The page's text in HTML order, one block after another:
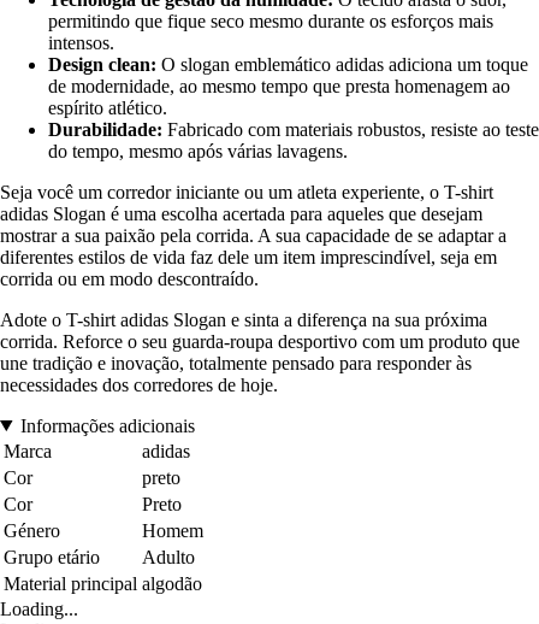
permitindo que fique seco mesmo durante os esforços mais
intensos.
Design clean: O slogan emblemático adidas adiciona um toque
de modernidade, ao mesmo tempo que presta homenagem ao
espírito atlético.
Durabilidade: Fabricado com materiais robustos, resiste ao teste
do tempo, mesmo após várias lavagens.
Seja você um corredor iniciante ou um atleta experiente, o T-shirt
adidas Slogan é uma escolha acertada para aqueles que desejam
mostrar a sua paixão pela corrida. A sua capacidade de se adaptar a
diferentes estilos de vida faz dele um item imprescindível, seja em
corrida ou em modo descontraído.
Adote o T-shirt adidas Slogan e sinta a diferença na sua próxima
corrida. Reforce o seu guarda-roupa desportivo com um produto que
une tradição e inovação, totalmente pensado para responder às
necessidades dos corredores de hoje.
Informações adicionais
Marca
adidas
Cor
preto
Cor
Preto
Género
Homem
Grupo etário
Adulto
Material principal algodão
Loading...